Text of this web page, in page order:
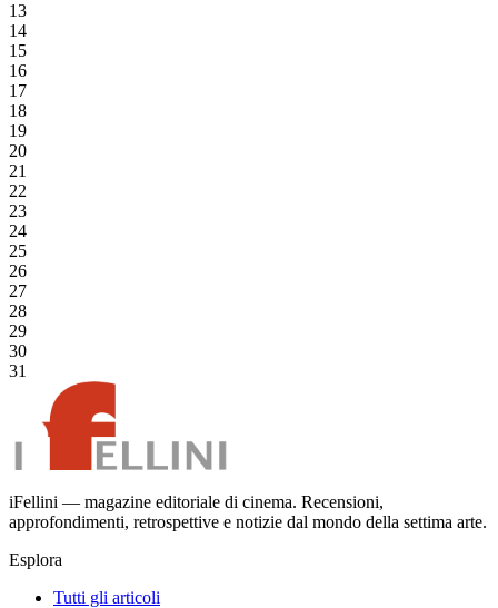
13
14
15
16
17
18
19
20
21
22
23
24
25
26
27
28
29
30
31
iFellini — magazine editoriale di cinema. Recensioni,
approfondimenti, retrospettive e notizie dal mondo della settima arte.
Esplora
Tutti gli articoli